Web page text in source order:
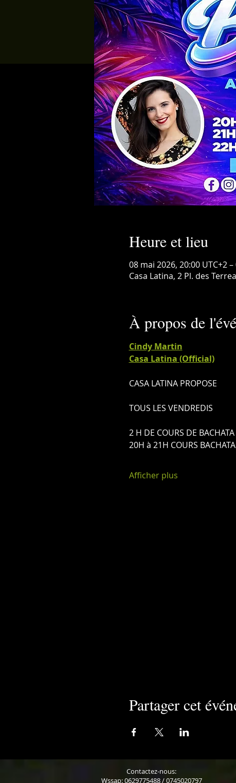
Heure et lieu
08 mai 2026, 20:00 UTC+2
Casa Latina, 2 Pl. des
À propos de
Cindy Martin
Casa Latina (Official)
CASA LATINA PROPOSE
TOUS LES VENDREDIS
2 H DE COURS DE BACHATA
20H à 21H COURS
Afficher plus
Partager cet
Contactez-nous:
Wssap: 0629775488 / 0745020797